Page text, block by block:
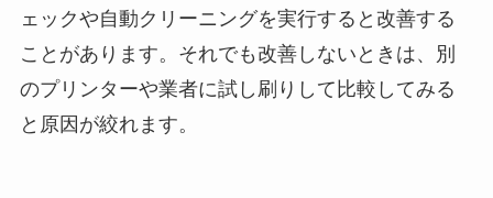
ェックや自動クリーニングを実行すると改善する
ことがあります。それでも改善しないときは、別
のプリンターや業者に試し刷りして比較してみる
と原因が絞れます。